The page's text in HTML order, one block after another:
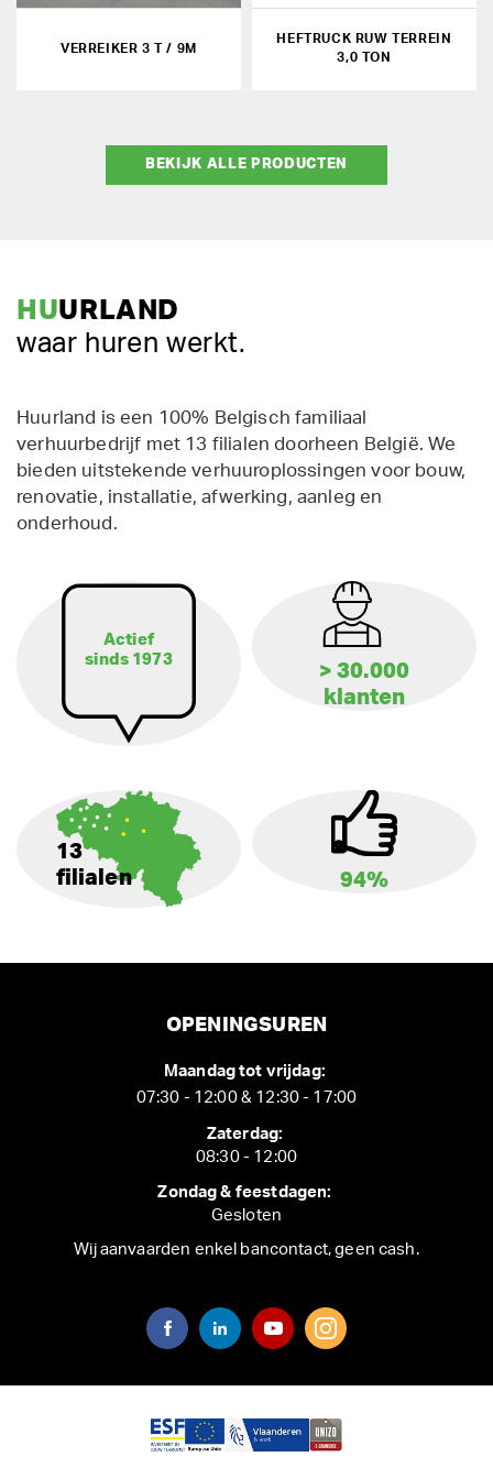
VERREIKER 3 T / 9M
HEFTRUCK RUW TERREIN
3,0 TON
BEKIJK ALLE PRODUCTEN
HUURLAND
waar huren werkt.
Huurland is een 100% Belgisch familiaal
verhuurbedrijf met 13 filialen doorheen België. We
bieden uitstekende verhuuroplossingen voor bouw,
renovatie, installatie, afwerking, aanleg en
onderhoud.
Actief
sinds 1973
> 30.000
klanten
13
filialen
94%
OPENINGSUREN
Maandag tot vrijdag:
07:30 - 12:00 & 12:30 - 17:00
Zaterdag:
08:30 - 12:00
Zondag & feestdagen:
Gesloten
Wij aanvaarden enkel bancontact, geen cash.